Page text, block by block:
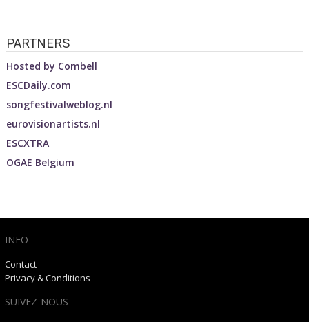
PARTNERS
Hosted by Combell
ESCDaily.com
songfestivalweblog.nl
eurovisionartists.nl
ESCXTRA
OGAE Belgium
INFO
Contact
Privacy & Conditions
SUIVEZ-NOUS